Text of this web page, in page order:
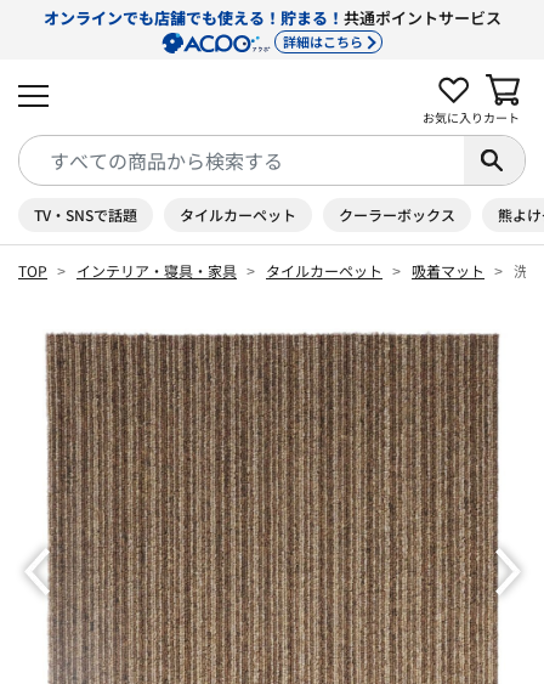
オンラインでも店舗でも使える！貯まる！ 共通ポイントサービス
詳細はこちら
お気に入り カート
TV・SNSで話題 タイルカーペット クーラーボックス 熊よ
TOP インテリア・寝具・家具 タイルカーペット 吸着マット 洗